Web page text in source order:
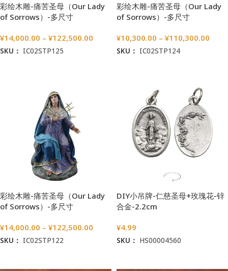
彩绘木雕-痛苦圣母（Our Lady
of Sorrows）-多尺寸
¥14,000.00 – ¥122,500.00
SKU： IC02STP125
彩绘木雕-痛苦圣母（Our Lady
of Sorrows）-多尺寸
¥10,300.00 – ¥110,300.00
SKU： IC02STP124
彩绘木雕-痛苦圣母（Our Lady
of Sorrows）-多尺寸
¥14,000.00 – ¥122,500.00
SKU： IC02STP122
DIY小吊牌-仁慈圣母+玫瑰花-锌
合金-2.2cm
¥4.99
SKU： HS00004560